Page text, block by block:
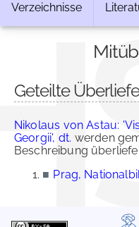
Verzeichnisse
Geteilte
Nikolaus von Astau:
Georgii', dt. werden
Beschreibung
■ Prag,